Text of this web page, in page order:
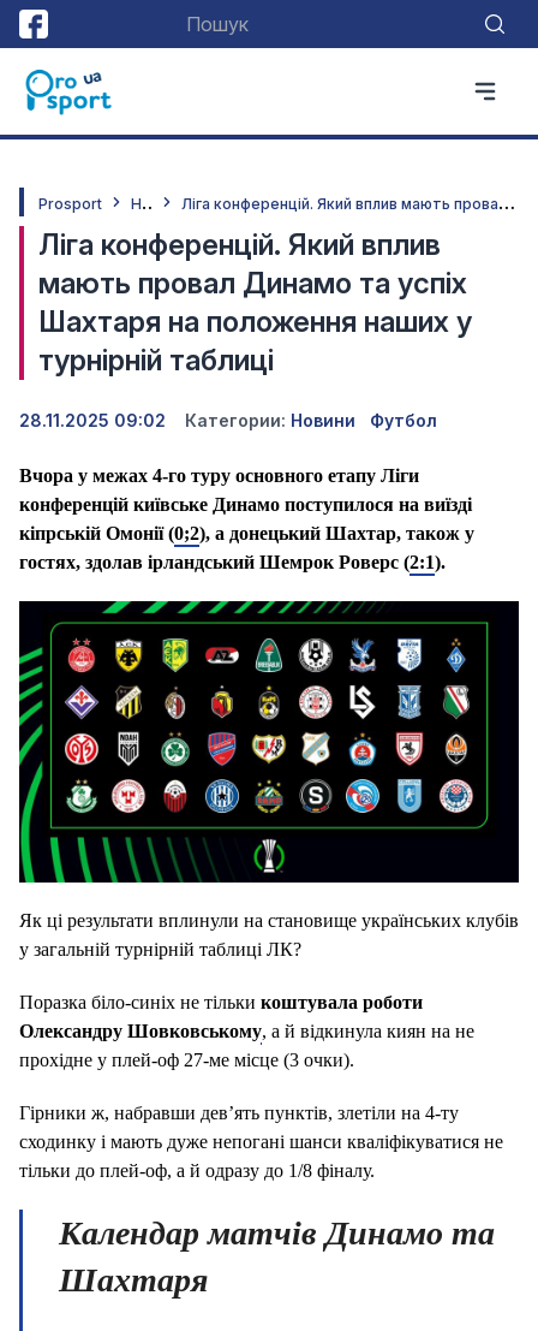
Prosport Н
овини Л
іга конференцій. Який вплив мають провал Динамо та успіх Шахтаря на положення наших у турнірній таблиці
Ліга конференцій. Який вплив
мають провал Динамо та успіх
Шахтаря на положення наших у
турнірній таблиці
28.11.2025 09:02 Категории: Новини Футбол
Вчора у межах 4-го туру основного етапу Ліги
конференцій київське Динамо поступилося на виїзді
кіпрській Омонії (0;2), а донецький Шахтар, також у
гостях, здолав ірландський Шемрок Роверс (2:1).
Як ці результати вплинули на становище українських клубів
у загальній турнірній таблиці ЛК?
Поразка біло-синіх не тільки коштувала роботи
Олександру Шовковському, а й відкинула киян на не
прохідне у плей-оф 27-ме місце (3 очки).
Гірники ж, набравши дев’ять пунктів, злетіли на 4-ту
сходинку і мають дуже непогані шанси кваліфікуватися не
тільки до плей-оф, а й одразу до 1/8 фіналу.
Календар матчів Динамо та
Шахтаря